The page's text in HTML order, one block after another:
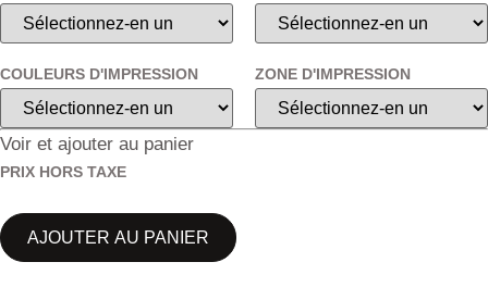
COULEURS D'IMPRESSION ZONE D'IMPRESSION
Voir et ajouter au panier
PRIX HORS TAXE
AJOUTER AU PANIER